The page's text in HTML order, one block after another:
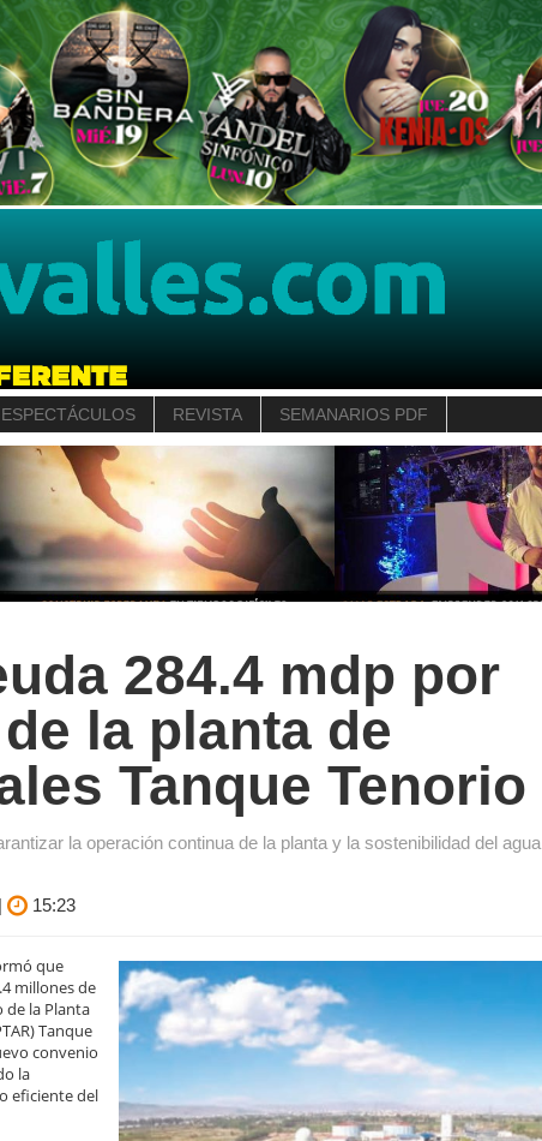
ESPECTÁCULOS REVISTA SEMANARIOS PDF
284.4 mdp por
la planta de
Tanque Tenorio
la operación continua de la planta y la sostenibilidad del agua
15:23
que
millones de
de la Planta
Tanque
convenio
la
eficiente del